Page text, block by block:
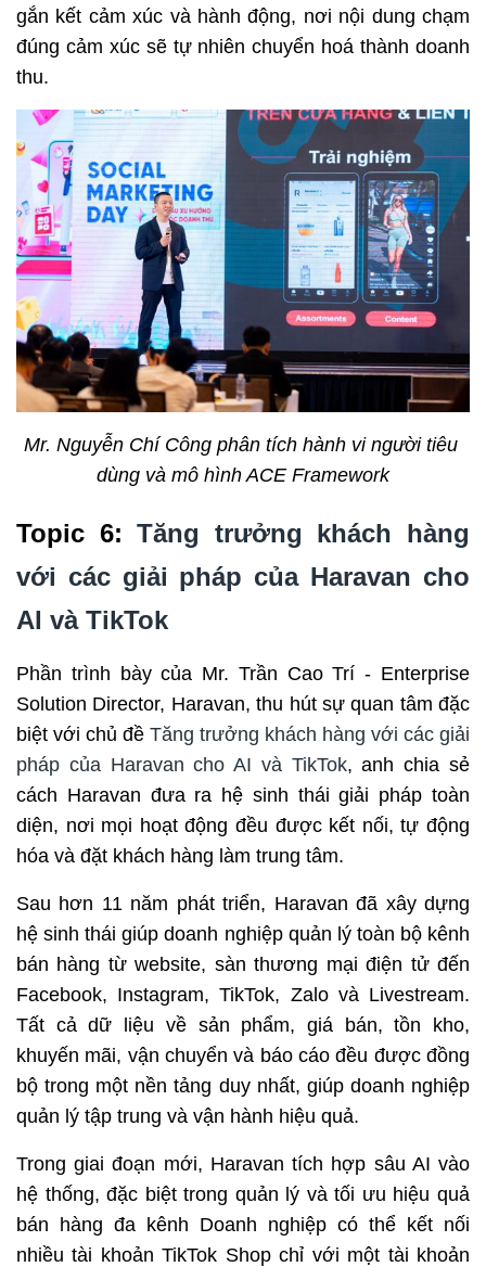
gắn kết cảm xúc và hành động, nơi nội dung chạm
đúng cảm xúc sẽ tự nhiên chuyển hoá thành doanh
thu.
Mr. Nguyễn Chí Công phân tích hành vi người tiêu
dùng và mô hình ACE Framework
Topic 6: Tăng trưởng khách hàng
với các giải pháp của Haravan cho
AI và TikTok
Phần trình bày của Mr. Trần Cao Trí - Enterprise
Solution Director, Haravan, thu hút sự quan tâm đặc
biệt với chủ đề Tăng trưởng khách hàng với các giải
pháp của Haravan cho AI và TikTok, anh chia sẻ
cách Haravan đưa ra hệ sinh thái giải pháp toàn
diện, nơi mọi hoạt động đều được kết nối, tự động
hóa và đặt khách hàng làm trung tâm.
Sau hơn 11 năm phát triển, Haravan đã xây dựng
hệ sinh thái giúp doanh nghiệp quản lý toàn bộ kênh
bán hàng từ website, sàn thương mại điện tử đến
Facebook, Instagram, TikTok, Zalo và Livestream.
Tất cả dữ liệu về sản phẩm, giá bán, tồn kho,
khuyến mãi, vận chuyển và báo cáo đều được đồng
bộ trong một nền tảng duy nhất, giúp doanh nghiệp
quản lý tập trung và vận hành hiệu quả.
Trong giai đoạn mới, Haravan tích hợp sâu AI vào
hệ thống, đặc biệt trong quản lý và tối ưu hiệu quả
bán hàng đa kênh Doanh nghiệp có thể kết nối
nhiều tài khoản TikTok Shop chỉ với một tài khoản